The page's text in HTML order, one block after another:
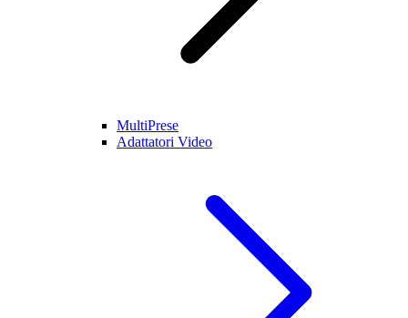
MultiPrese
Adattatori Video